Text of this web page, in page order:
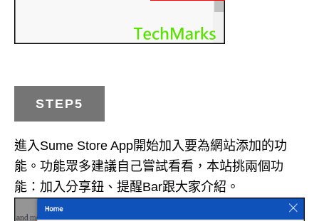
STEP5
進入Sume Store App開始加入要為網站添加的功
能。功能眾多建議自己嘗試看看，本站挑兩個功
能：加入分享鈕、提醒Bar跟大家介紹。